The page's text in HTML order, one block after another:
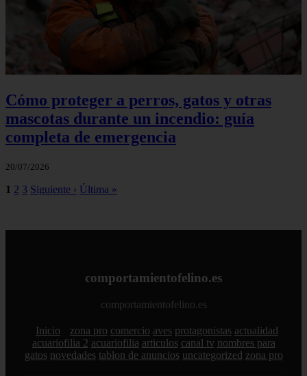
Cómo proteger a perros, gatos y otras
mascotas durante un incendio: guía
completa de emergencia
20/07/2026
1 2 3 Siguiente › Última »
comportamientofelino.es
comportamientofelino.es
Inicio zona pro comercio aves protagonistas actualidad
acuariofilia 2 acuariofilia articulos canal tv nombres para
gatos novedades tablon de anuncios uncategorized zona pro